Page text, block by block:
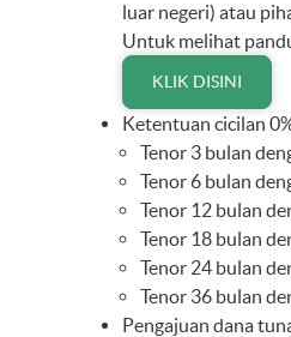
luar negeri) atau
Untuk melihat
KLIK DISINI
Ketentuan cicilan
Tenor 3 bulan
Tenor 6 bulan
Tenor 12 bulan
Tenor 18 bulan
Tenor 24 bulan
Tenor 36 bulan
Pengajuan dana